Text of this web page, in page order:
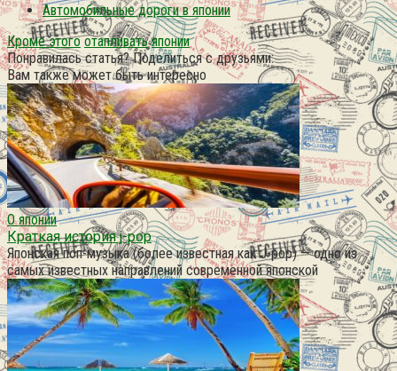
Автомобильные дороги в японии
Кроме этого отапливать японии
Понравилась статья? Поделиться с друзьями:
Вам также может быть интересно
О японии
Краткая история j-pop
Японская поп-музыка (более известная как J-pop) — одно из
самых известных направлений современной японской